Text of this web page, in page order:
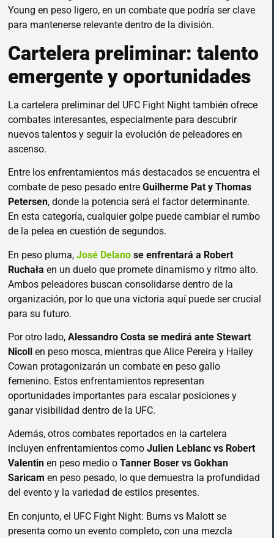
Young en peso ligero, en un combate que podría ser clave
para mantenerse relevante dentro de la división.
Cartelera preliminar: talento
emergente y oportunidades
La cartelera preliminar del UFC Fight Night también ofrece
combates interesantes, especialmente para descubrir
nuevos talentos y seguir la evolución de peleadores en
ascenso.
Entre los enfrentamientos más destacados se encuentra el
combate de peso pesado entre Guilherme Pat y Thomas
Petersen, donde la potencia será el factor determinante.
En esta categoría, cualquier golpe puede cambiar el rumbo
de la pelea en cuestión de segundos.
En peso pluma, José Delano se enfrentará a Robert
Ruchała en un duelo que promete dinamismo y ritmo alto.
Ambos peleadores buscan consolidarse dentro de la
organización, por lo que una victoria aquí puede ser crucial
para su futuro.
Por otro lado, Alessandro Costa se medirá ante Stewart
Nicoll en peso mosca, mientras que Alice Pereira y Hailey
Cowan protagonizarán un combate en peso gallo
femenino. Estos enfrentamientos representan
oportunidades importantes para escalar posiciones y
ganar visibilidad dentro de la UFC.
Además, otros combates reportados en la cartelera
incluyen enfrentamientos como Julien Leblanc vs Robert
Valentin en peso medio o Tanner Boser vs Gokhan
Saricam en peso pesado, lo que demuestra la profundidad
del evento y la variedad de estilos presentes.
En conjunto, el UFC Fight Night: Burns vs Malott se
presenta como un evento completo, con una mezcla